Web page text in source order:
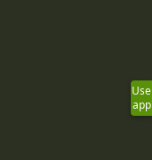
Use
app